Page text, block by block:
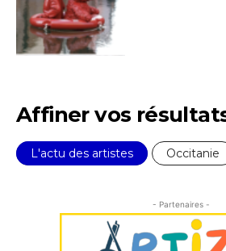
* Champ obligatoire
Statut / Organisation
Affiner vos
L'actu des artistes Occitanie
- Partenaires -